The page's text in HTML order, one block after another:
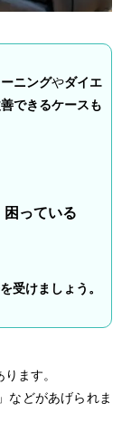
ニングやダイエ
できるケースも
困っている
受けましょう。
ます。
などがあげられま